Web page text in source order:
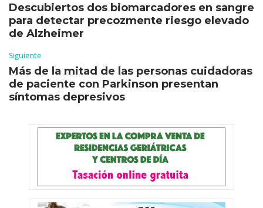
Descubiertos dos biomarcadores en sangre
para detectar precozmente riesgo elevado
de Alzheimer
Siguiente
Más de la mitad de las personas cuidadoras
de paciente con Parkinson presentan
síntomas depresivos